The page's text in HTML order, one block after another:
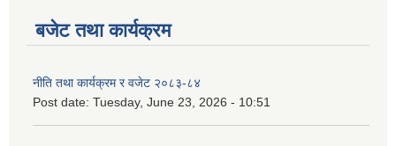
बजेट तथा कार्यक्रम
नीति तथा कार्यक्रम र वजेट २०८३-८४
Post date: Tuesday, June 23, 2026 - 10:51